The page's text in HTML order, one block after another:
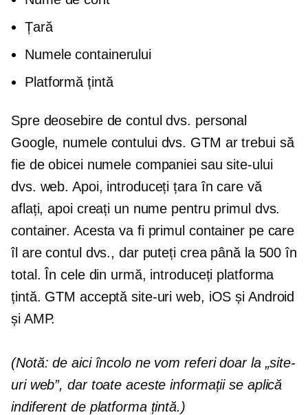
Țară
Numele containerului
Platformă țintă
Spre deosebire de contul dvs. personal
Google, numele contului dvs. GTM ar trebui să
fie de obicei numele companiei sau site-ului
dvs. web. Apoi, introduceți țara în care vă
aflați, apoi creați un nume pentru primul dvs.
container. Acesta va fi primul container pe care
îl are contul dvs., dar puteți crea până la 500 în
total. În cele din urmă, introduceți platforma
țintă. GTM acceptă site-uri web, iOS și Android
și AMP.
(Notă: de aici încolo ne vom referi doar la „site-
uri web”, dar toate aceste informații se aplică
indiferent de platforma țintă.)